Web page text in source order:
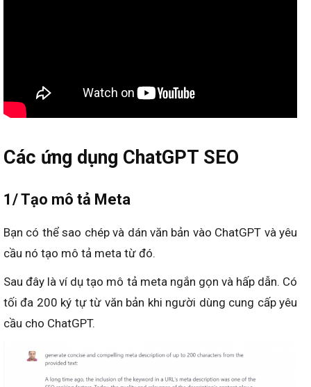
Các ứng dụng ChatGPT SEO
1/ Tạo mô tả Meta
Bạn có thể sao chép và dán văn bản vào ChatGPT và yêu
cầu nó tạo mô tả meta từ đó.
Sau đây là ví dụ tạo mô tả meta ngắn gọn và hấp dẫn. Có
tối đa 200 ký tự từ văn bản khi người dùng cung cấp yêu
cầu cho ChatGPT.